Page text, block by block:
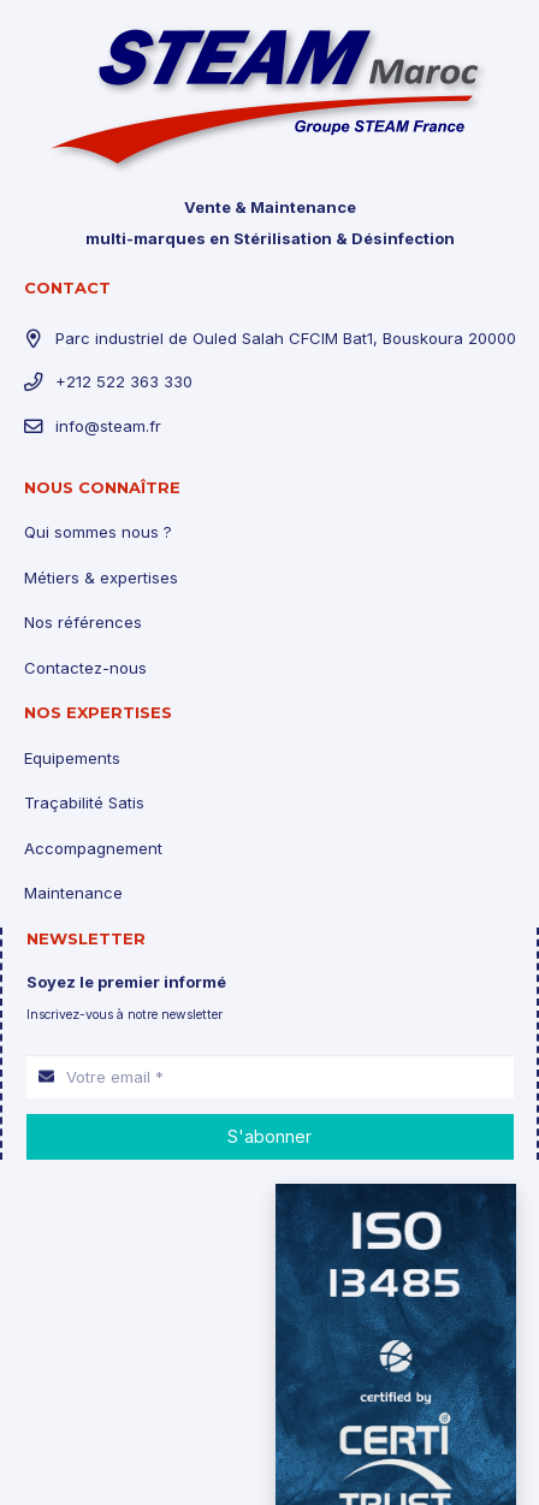
Vente & Maintenance
multi-marques en Stérilisation & Désinfection
CONTACT
Parc industriel de Ouled Salah CFCIM Bat1, Bouskoura 20000
+212 522 363 330
info@steam.fr
NOUS CONNAÎTRE
Qui sommes nous ?
Métiers & expertises
Nos références
Contactez-nous
NOS EXPERTISES
Equipements
Traçabilité Satis
Accompagnement
Maintenance
NEWSLETTER
Soyez le premier informé
Inscrivez-vous à notre newsletter
S'abonner